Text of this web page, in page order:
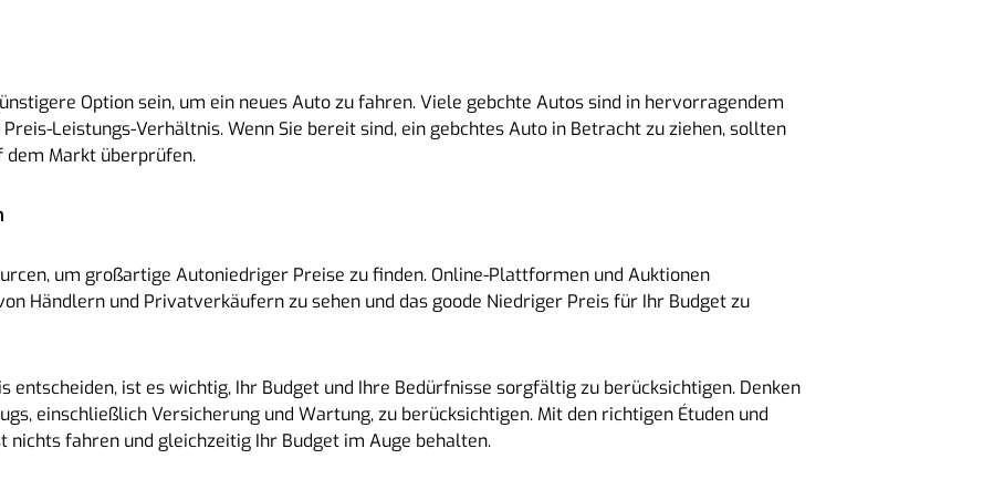
Option sein, um ein neues Auto zu fahren. Viele gebchte Autos sind in hervorragendem
Leistungs-Verhältnis. Wenn Sie bereit sind, ein gebchtes Auto in Betracht zu ziehen, sollten
dem Markt überprüfen.
um großartige Autoniedriger Preise zu finden. Online-Plattformen und Auktionen
Händlern und Privatverkäufern zu sehen und das goode Niedriger Preis für Ihr Budget zu
entscheiden, ist es wichtig, Ihr Budget und Ihre Bedürfnisse sorgfältig zu berücksichtigen. Denken
einschließlich Versicherung und Wartung, zu berücksichtigen. Mit den richtigen Étuden und
nichts fahren und gleichzeitig Ihr Budget im Auge behalten.